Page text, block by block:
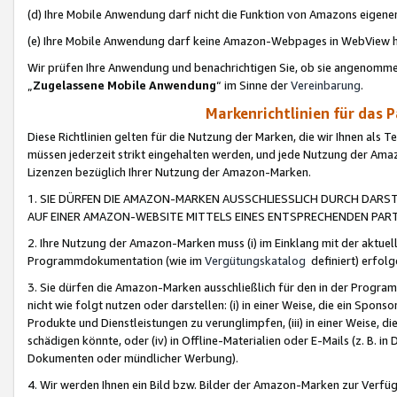
(d) Ihre Mobile Anwendung darf nicht die Funktion von Amazons
(e) Ihre Mobile Anwendung darf keine Amazon-Webpages in WebView
Wir prüfen Ihre Anwendung und benachrichtigen Sie, ob sie
„Zugelassene Mobile Anwendung“ im Sinne derVereinbarung.
Markenrichtlinien für das
Diese Richtlinien gelten für die Nutzung der Marken, die wir Ihnen als
müssen jederzeit strikt eingehalten werden, und jede Nutzung der
Lizenzen bezüglich Ihrer Nutzung der Amazon-Marken.
1. SIE DÜRFEN DIE AMAZON-MARKEN AUSSCHLIESSLICH DURCH
AUF EINER AMAZON-WEBSITE MITTELS EINES ENTSPRECHENDEN
2. Ihre Nutzung der Amazon-Marken muss (i) im Einklang mit der
Programmdokumentation (wie im Vergütungskatalog definiert)
3. Sie dürfen die Amazon-Marken ausschließlich für den in der
nicht wie folgt nutzen oder darstellen: (i) in einer Weise, die ein
Produkte und Dienstleistungen zu verunglimpfen, (iii) in einer Weise,
schädigen könnte, oder (iv) in Offline-Materialien oder E-Mails (z. B. in
Dokumenten oder mündlicher Werbung).
4. Wir werden Ihnen ein Bild bzw. Bilder der Amazon-Marken zur